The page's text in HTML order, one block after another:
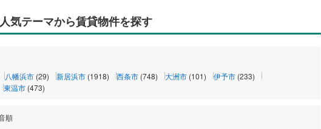
気テーマから賃貸物件を探す
八幡浜市 (29) 新居浜市 (1918) 西条市 (748) 大洲市 (101) 伊予市 (233)
東温市 (473)
順